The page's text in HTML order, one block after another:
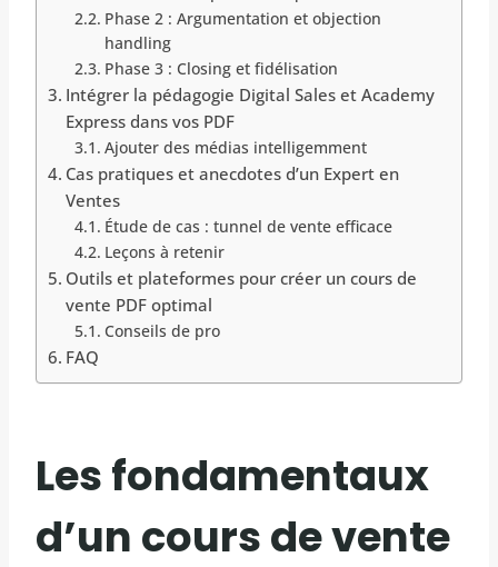
Phase 2 : Argumentation et objection
handling
Phase 3 : Closing et fidélisation
Intégrer la pédagogie Digital Sales et Academy
Express dans vos PDF
Ajouter des médias intelligemment
Cas pratiques et anecdotes d’un Expert en
Ventes
Étude de cas : tunnel de vente efficace
Leçons à retenir
Outils et plateformes pour créer un cours de
vente PDF optimal
Conseils de pro
FAQ
Les fondamentaux
d’un cours de vente